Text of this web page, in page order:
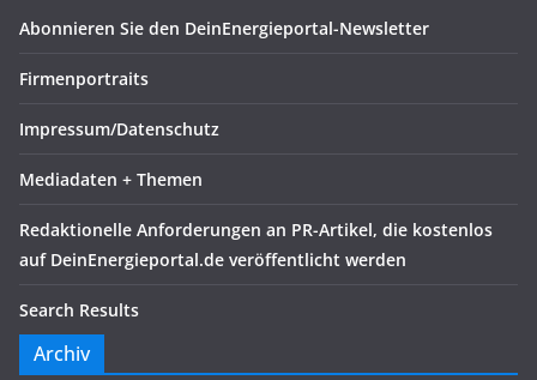
Abonnieren Sie den DeinEnergieportal-Newsletter
Firmenportraits
Impressum/Datenschutz
Mediadaten + Themen
Redaktionelle Anforderungen an PR-Artikel, die kostenlos
auf DeinEnergieportal.de veröffentlicht werden
Search Results
Archiv